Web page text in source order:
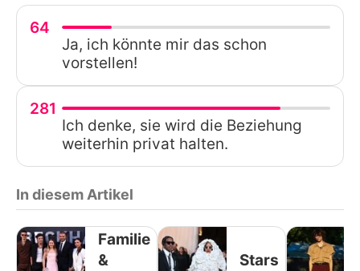
64
Ja, ich könnte mir das schon
vorstellen!
281
Ich denke, sie wird die Beziehung
weiterhin privat halten.
In diesem Artikel
Familie
&
Stars